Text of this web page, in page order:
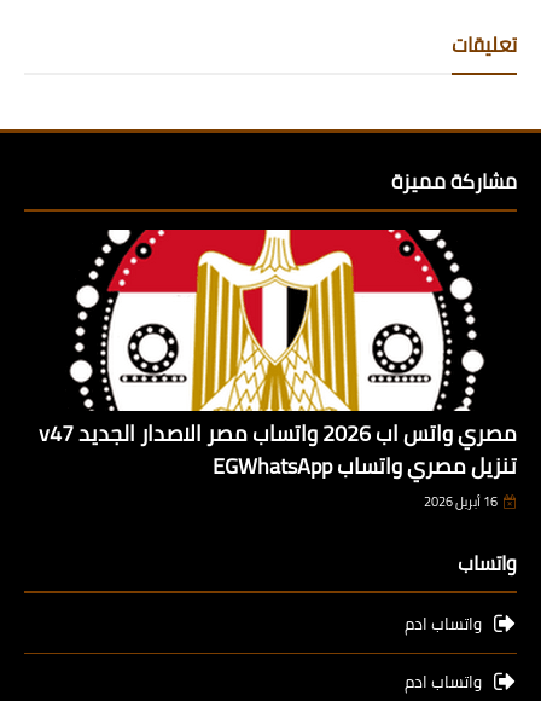
تعليقات
مشاركة مميزة
مصري واتس اب 2026 واتساب مصر الاصدار الجديد v47
تنزيل مصري واتساب EGWhatsApp
16 أبريل 2026
واتساب
واتساب ادم
واتساب ادم